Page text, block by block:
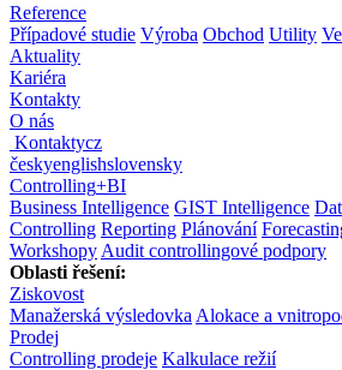
Reference
Případové studie Výroba Obchod Utility
Aktuality
Kariéra
Kontakty
O nás
Kontaktycz
českyenglishslovensky
Controlling+BI
Business Intelligence GIST Intelligence
Controlling Reporting Plánování
Workshopy Audit controllingové podpory
Oblasti řešení:
Ziskovost
Manažerská výsledovka Alokace a
Prodej
Controlling prodeje Kalkulace režií